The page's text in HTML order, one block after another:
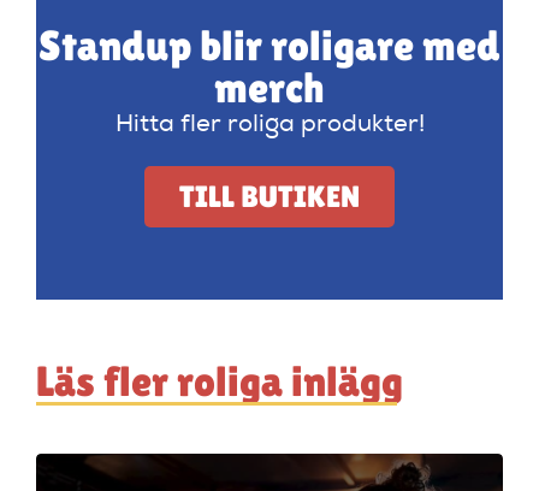
Standup blir roligare med
merch
Hitta fler roliga produkter!
TILL BUTIKEN
Läs fler roliga inlägg